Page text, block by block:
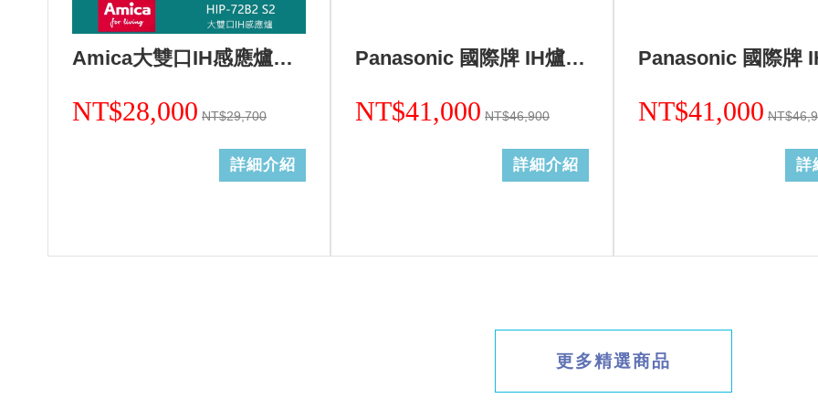
Amica大雙口IH感應爐HIP-72B2 S2/不含安裝
NT$28,000 NT$29,700
詳細介紹
Panasonic 國際牌 IH爐二口調理爐黑色KY-A1W70-K (無安裝)
NT$41,000 NT$46,900
詳細介紹
NT$41,000
詳
更多精選商品